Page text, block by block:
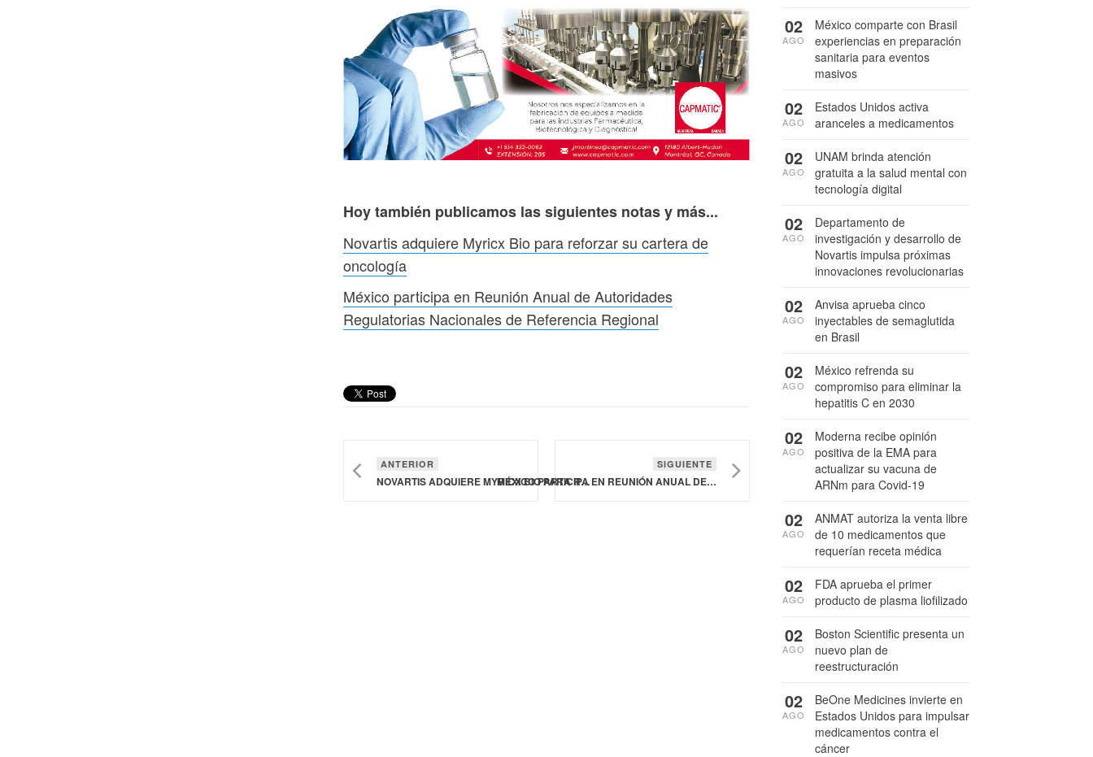
Hoy también publicamos las siguientes notas y más...
Novartis adquiere Myricx Bio para reforzar su cartera de
oncología
México participa en Reunión Anual de Autoridades
Regulatorias Nacionales de Referencia Regional
ANTERIOR
NOVARTIS ADQUIERE MYRICX BIO PARA REFORZAR SU CARTERA DE ONCOLOGÍA
SIGUIENTE
MÉXICO PARTICIPA EN REUNIÓN ANUAL DE AUTORIDADES REGULATORIAS NACIONALES DE REFERENCIA REGIONAL
México comparte con Brasil
experiencias en preparación
sanitaria para eventos
masivos
02
AGO
Estados Unidos activa
aranceles a medicamentos
02
AGO
UNAM brinda atención
gratuita a la salud mental con
tecnología digital
02
AGO
Departamento de
investigación y desarrollo de
Novartis impulsa próximas
innovaciones revolucionarias
02
AGO
Anvisa aprueba cinco
inyectables de semaglutida
en Brasil
02
AGO
México refrenda su
compromiso para eliminar la
hepatitis C en 2030
02
AGO
Moderna recibe opinión
positiva de la EMA para
actualizar su vacuna de
ARNm para Covid-19
02
AGO
ANMAT autoriza la venta libre
de 10 medicamentos que
requerían receta médica
02
AGO
FDA aprueba el primer
producto de plasma liofilizado
02
AGO
Boston Scientific presenta un
nuevo plan de
reestructuración
02
AGO
BeOne Medicines invierte en
Estados Unidos para impulsar
medicamentos contra el
cáncer
02
AGO